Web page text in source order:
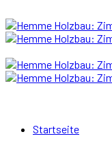
Startseite